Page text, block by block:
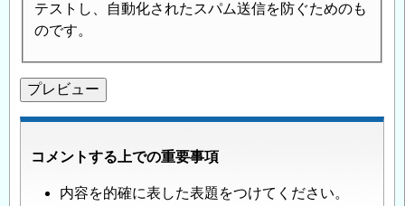
テストし、自動化されたスパム送信を防ぐためのも
のです。
コメントする上での重要事項
内容を的確に表した表題をつけてください。